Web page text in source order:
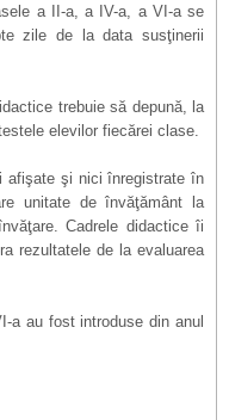
a II-a, a IV-a, a VI-a se
zile de la data susţinerii
trebuie să depună, la
elevilor fiecărei clase.
afişate şi nici înregistrate în
unitate de învăţământ la
Cadrele didactice îi
rezultatele de la evaluarea
a au fost introduse din anul